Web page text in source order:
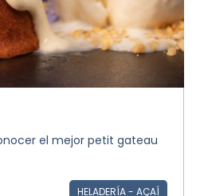
el mejor petit gateau
HELADERÍA - AÇAÍ